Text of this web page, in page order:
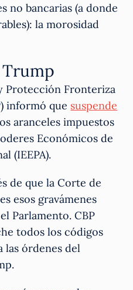
no bancarias (a donde
la morosidad
Trump
Protección Fronteriza
informó que suspende
aranceles impuestos
Económicos de
(IEEPA).
de que la Corte de
esos gravámenes
Parlamento. CBP
todos los códigos
las órdenes del